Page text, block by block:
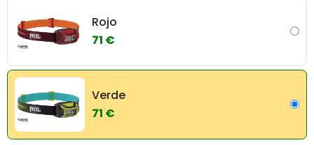
Rojo
71 €
Verde
71 €